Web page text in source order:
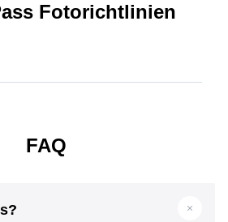
Fotorichtlinien
FAQ